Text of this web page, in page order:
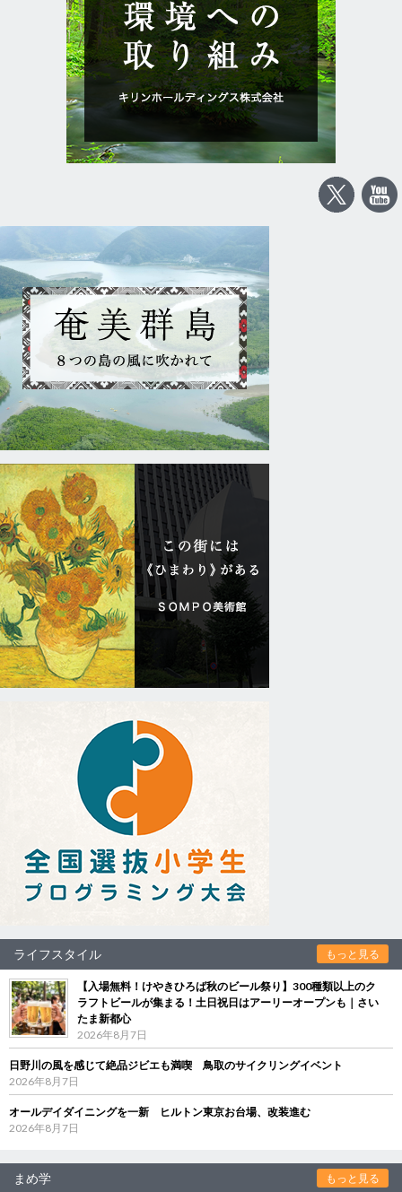
ライフスタイル もっと見る
【入場無料！けやきひろば秋のビール祭り】300種類以上のク
ラフトビールが集まる！土日祝日はアーリーオープンも｜さい
たま新都心
2026年8月7日
日野川の風を感じて絶品ジビエも満喫 鳥取のサイクリングイベント
2026年8月7日
オールデイダイニングを一新 ヒルトン東京お台場、改装進む
2026年8月7日
まめ学 もっと見る